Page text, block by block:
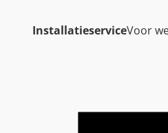
InstallatieserviceVoor